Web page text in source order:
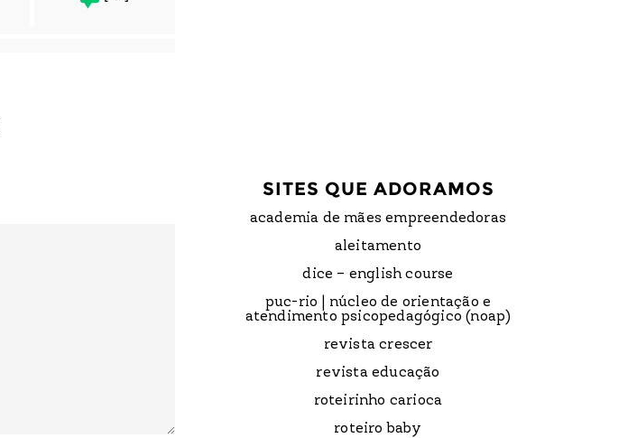
SITES QUE ADORAMOS
academia de mães empreendedoras
aleitamento
dice – english course
puc-rio | núcleo de orientação e
atendimento psicopedagógico (noap)
revista crescer
revista educação
roteirinho carioca
roteiro baby